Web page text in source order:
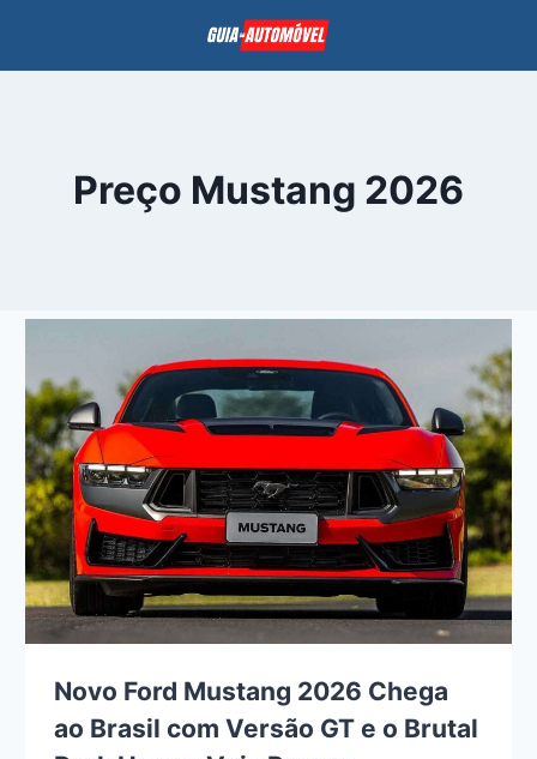
Preço Mustang 2026
Novo Ford Mustang 2026 Chega
ao Brasil com Versão GT e o Brutal